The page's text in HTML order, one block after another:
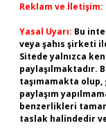
Reklam ve İletişim:
Yasal Uyarı: Bu
veya şahıs şirketi
Sitede yalnızca
paylaşılmaktadır.
taşımamakta
paylaşım
benzerlikleri
taslak halindedir